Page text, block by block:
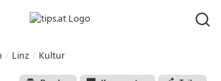
Linz Kultur